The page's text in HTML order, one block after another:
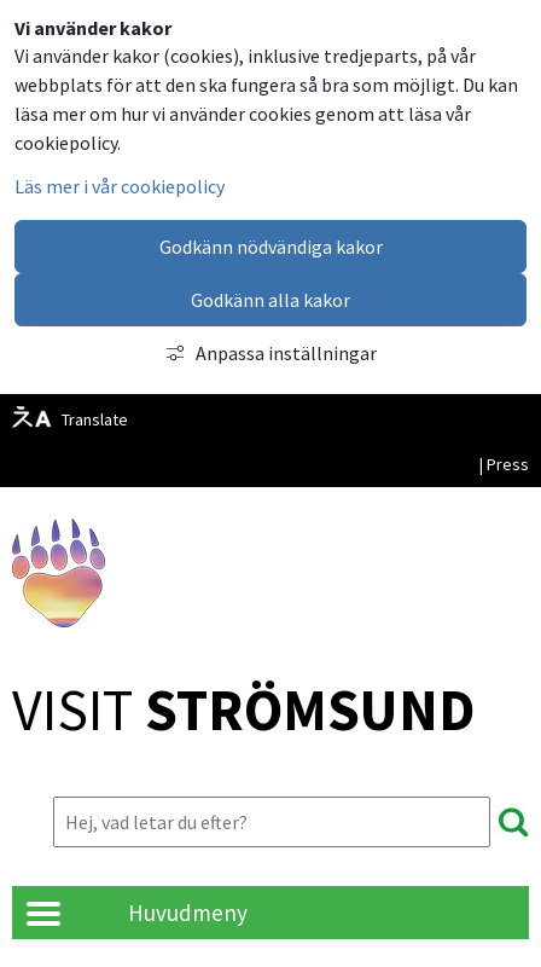
Vi använder kakor
Vi använder kakor (cookies), inklusive tredjeparts, på vår
webbplats för att den ska fungera så bra som möjligt. Du kan
läsa mer om hur vi använder cookies genom att läsa vår
cookiepolicy.
Läs mer i vår cookiepolicy
Godkänn nödvändiga kakor
Godkänn alla kakor
Anpassa inställningar
Translate
| Press
VISIT STRÖMSUND
Huvudmeny
Dela
på
Facebook
Dela
på
Twitter
Dela
på
LinkedIn
Dela
via
email
Besök
oss
på
Facebook